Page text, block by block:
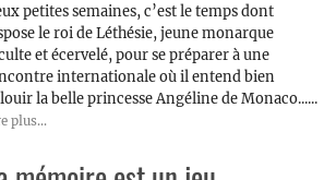
petites semaines, c’est le temps dont
le roi de Léthésie, jeune monarque
et écervelé, pour se préparer à une
internationale où il entend bien
la belle princesse Angéline de Monaco......
plus...